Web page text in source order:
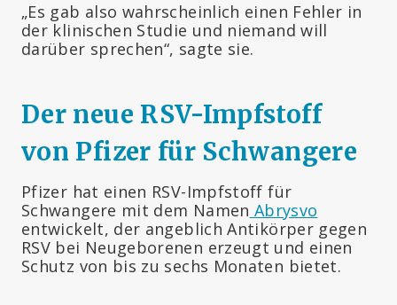
„Es gab also wahrscheinlich einen Fehler in
der klinischen Studie und niemand will
darüber sprechen“, sagte sie.
Der neue RSV-Impfstoff
von Pfizer für Schwangere
Pfizer hat einen RSV-Impfstoff für
Schwangere mit dem Namen Abrysvo
entwickelt, der angeblich Antikörper gegen
RSV bei Neugeborenen erzeugt und einen
Schutz von bis zu sechs Monaten bietet.